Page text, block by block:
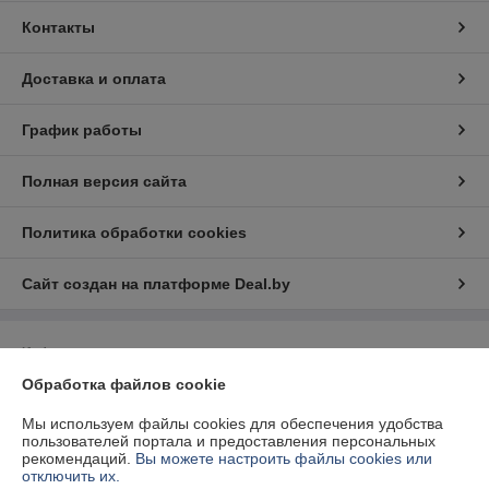
Контакты
Доставка и оплата
График работы
Полная версия сайта
Политика обработки cookies
Сайт создан на платформе Deal.by
Информация для покупателя
Юридическое лицо:Общество с ограниченной ответственностью "2БС"
Ленинская 70/2
Регистрационный номер ЕГР: 391520404
Обработка файлов cookie
Мы используем файлы cookies для обеспечения удобства
пользователей портала и предоставления персональных
рекомендаций. Вы можете настроить файлы cookies или
отключить их.